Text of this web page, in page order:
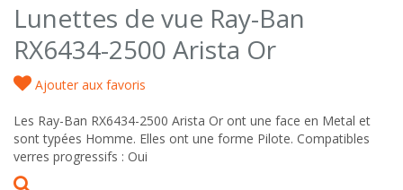
Lunettes de vue Ray-Ban
RX6434-2500 Arista Or
Ajouter aux favoris
Les Ray-Ban RX6434-2500 Arista Or ont une face en Metal et
sont typées Homme. Elles ont une forme Pilote. Compatibles
verres progressifs : Oui